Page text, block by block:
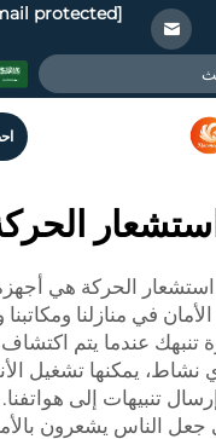
[email protected]
استشعار
الحركة هي أجهزة
في منازلنا
تنبهك عندما يتم
يمكنها تشغيل
تنبيهات إلى
جعل الناس يشعرون